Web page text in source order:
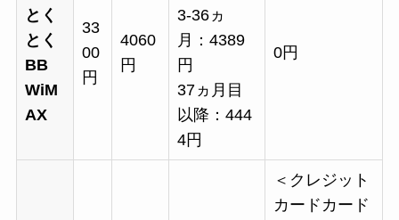
とく
とく
BB
WiM
AX
33
00
円
4060
円
3-36ヵ
月：4389
円
37ヵ月目
以降：444
4円
0円
＜クレジット
カードカード